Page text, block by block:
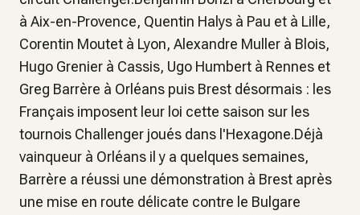
à Aix-en-Provence, Quentin Halys à Pau et à Lille,
Corentin Moutet à Lyon, Alexandre Muller à Blois,
Hugo Grenier à Cassis, Ugo Humbert à Rennes et
Greg Barrère à Orléans puis Brest désormais : les
Français imposent leur loi cette saison sur les
tournois Challenger joués dans l'Hexagone.Déjà
vainqueur à Orléans il y a quelques semaines,
Barrère a réussi une démonstration à Brest après
une mise en route délicate contre le Bulgare